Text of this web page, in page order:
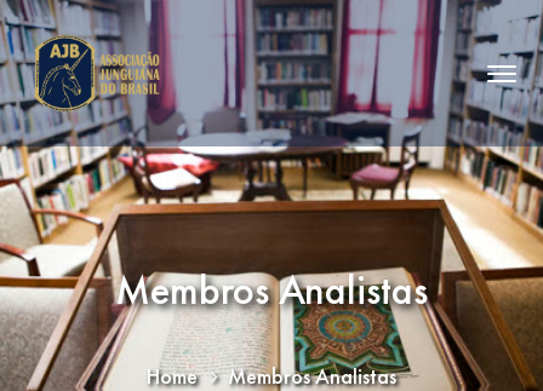
Membros Analistas
Home Membros Analistas